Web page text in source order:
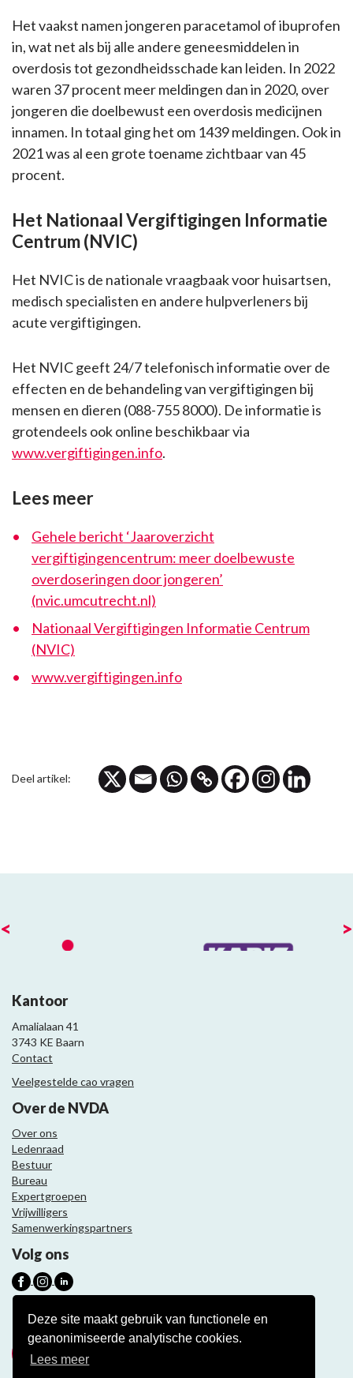
Deze site maakt gebruik van functionele en
geanonimiseerde analytische cookies.
Lees meer
Het vaakst namen jongeren paracetamol of ibuprofen
in, wat net als bij alle andere geneesmiddelen in
overdosis tot gezondheidsschade kan leiden. In 2022
waren 37 procent meer meldingen dan in 2020, over
jongeren die doelbewust een overdosis medicijnen
innamen. In totaal ging het om 1439 meldingen. Ook in
2021 was al een grote toename zichtbaar van 45
procent.
Het Nationaal Vergiftigingen Informatie
Centrum (NVIC)
Het NVIC is de nationale vraagbaak voor huisartsen,
medisch specialisten en andere hulpverleners bij
acute vergiftigingen.
Het NVIC geeft 24/7 telefonisch informatie over de
effecten en de behandeling van vergiftigingen bij
mensen en dieren (088-755 8000). De informatie is
grotendeels ook online beschikbaar via
www.vergiftigingen.info.
Lees meer
Gehele bericht ‘Jaaroverzicht
vergiftigingencentrum: meer doelbewuste
overdoseringen door jongeren’
(nvic.umcutrecht.nl)
Nationaal Vergiftigingen Informatie Centrum
(NVIC)
www.vergiftigingen.info
Deel artikel:
< >
Kantoor
Amalialaan 41
3743 KE Baarn
Contact
Veelgestelde cao vragen
Over de NVDA
Over ons
Ledenraad
Bestuur
Bureau
Expertgroepen
Vrijwilligers
Samenwerkingspartners
Volg ons
Nieuwsbrief
Meld je aan